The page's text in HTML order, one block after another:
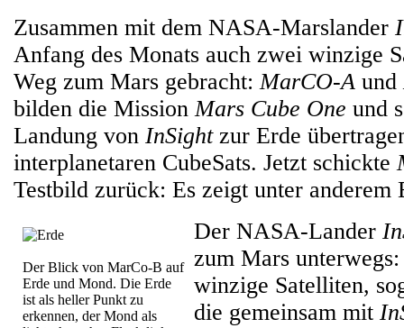
Zusammen mit dem NASA-Marslander
Anfang des Monats auch zwei winzige
Weg zum Mars gebracht:MarCO-A und
bilden die MissionMars Cube One und
Landung von InSightzur Erde
interplanetaren CubeSats. Jetzt schickte
Testbild zurück: Es zeigt unter anderem
Der Blick von MarCo-B auf
Erde und Mond. Die Erde
ist als heller Punkt zu
erkennen, der Mond als
Der NASA-Lander
zum Mars
winzige Satelliten,
die gemeinsam mit